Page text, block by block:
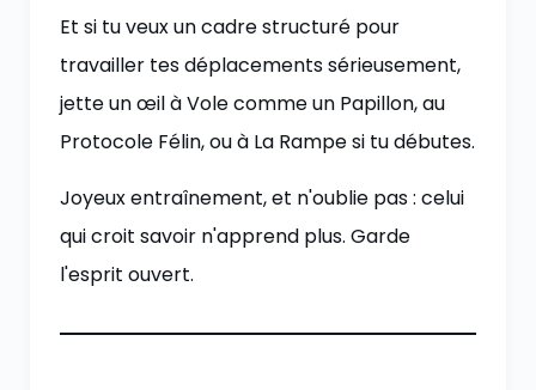
Et si tu veux un cadre structuré pour
travailler tes déplacements sérieusement,
jette un œil à Vole comme un Papillon, au
Protocole Félin, ou à La Rampe si tu débutes.
Joyeux entraînement, et n'oublie pas : celui
qui croit savoir n'apprend plus. Garde
l'esprit ouvert.